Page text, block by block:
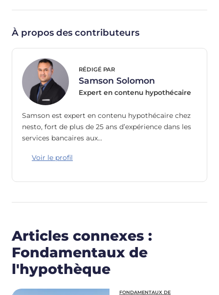
À propos des contributeurs
RÉDIGÉ PAR
Samson Solomon
Expert en contenu hypothécaire
Samson est expert en contenu hypothécaire chez
nesto, fort de plus de 25 ans d’expérience dans les
services bancaires aux…
Voir le profil
Articles connexes :
Fondamentaux de
l'hypothèque
FONDAMENTAUX DE